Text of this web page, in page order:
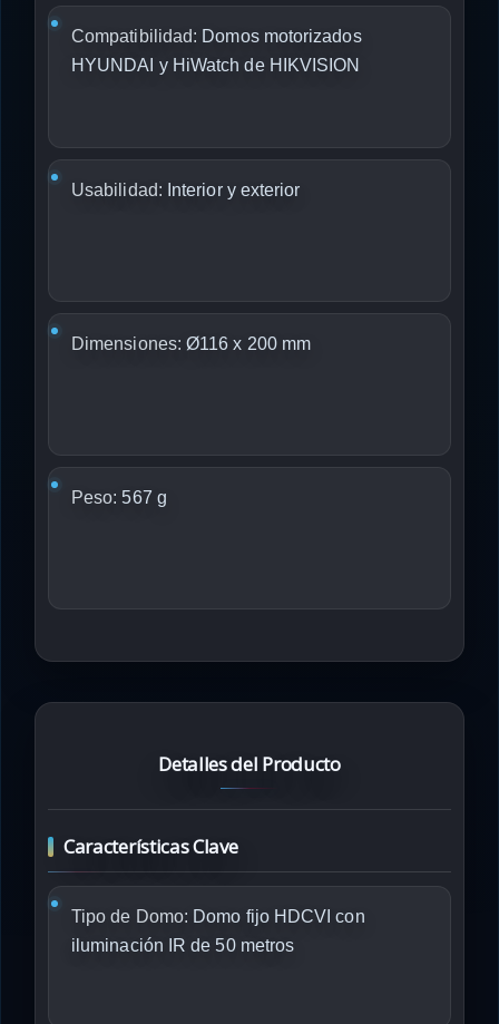
Compatibilidad: Domos motorizados
HYUNDAI y HiWatch de HIKVISION
Usabilidad: Interior y exterior
Dimensiones: Ø116 x 200 mm
Peso: 567 g
Detalles del Producto
Características Clave
Tipo de Domo: Domo fijo HDCVI con
iluminación IR de 50 metros